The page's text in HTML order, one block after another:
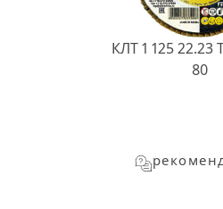
КЛТ 1 125 22.23
80